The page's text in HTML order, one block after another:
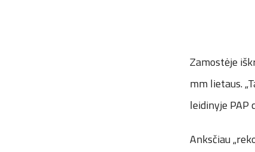
Zamostėje
mm lietaus.
leidinyje PAP
Anksčiau